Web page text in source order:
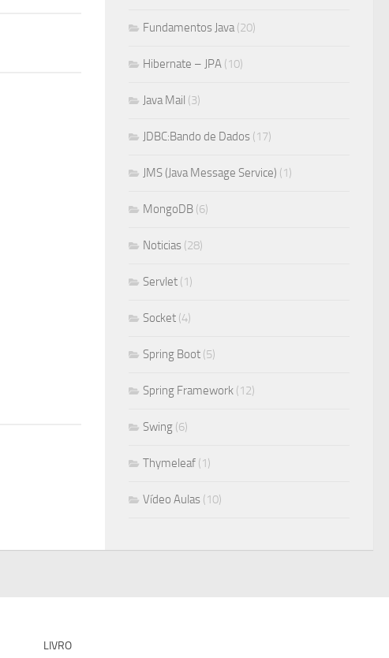
Fundamentos Java(20)
Hibernate – JPA (10)
Java Mail (3)
JDBC:Bando de Dados (17)
JMS (Java Message Service) (1)
MongoDB (6)
Noticias (28)
Servlet (1)
Socket (4)
Spring Boot (5)
Spring Framework (12)
Swing (6)
Thymeleaf (1)
Vídeo Aulas (10)
LIVRO